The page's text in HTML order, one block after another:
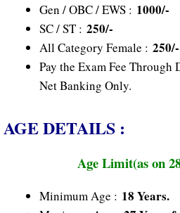
Gen / OBC / EWS : 1000/-
SC / ST : 250/-
All Category Female : 250/-
Pay the Exam Fee Through
Net Banking Only.
AGE DETAILS :
Age Limit(as on
Minimum Age : 18 Years.